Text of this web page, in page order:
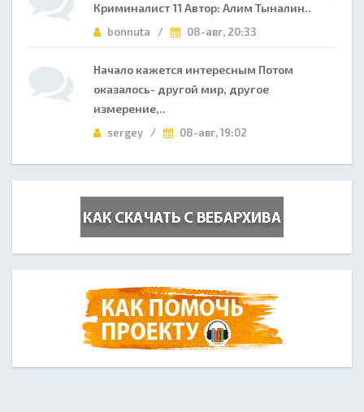
Криминалист 11 Автор: Алим Тыналин..
bonnuta / 08-авг, 20:33
Начало кажется интересным Потом
оказалось- другой мир, другое
измерение,..
sergey / 08-авг, 19:02